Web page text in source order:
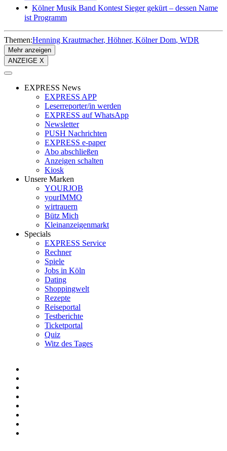
Kölner Musik Band Kontest Sieger gekürt – dessen Name
ist Programm
Themen:Henning Krautmacher Höhner Kölner Dom WDR
Mehr anzeigen
ANZEIGE X
EXPRESS News
EXPRESS APP
Leserreporter/in werden
EXPRESS auf WhatsApp
Newsletter
PUSH Nachrichten
EXPRESS e-paper
Abo abschließen
Anzeigen schalten
Kiosk
Unsere Marken
YOURJOB
yourIMMO
wirtrauern
Bütz Mich
Kleinanzeigenmarkt
Specials
EXPRESS Service
Rechner
Spiele
Jobs in Köln
Dating
Shoppingwelt
Rezepte
Reiseportal
Testberichte
Ticketportal
Quiz
Witz des Tages